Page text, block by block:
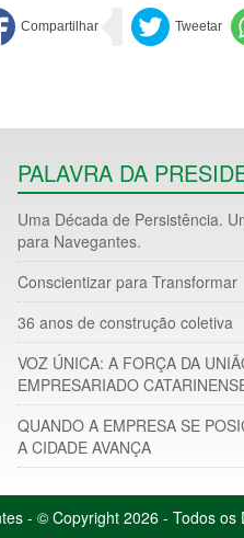
PALAVRA DA
Uma Década de Persistência.
para Navegantes.
Conscientizar para Transformar
36 anos de construção coletiva
VOZ ÚNICA: A FORÇA DA
EMPRESARIADO
QUANDO A EMPRESA SE
A CIDADE AVANÇA
- © Copyright 2026 - Todos os